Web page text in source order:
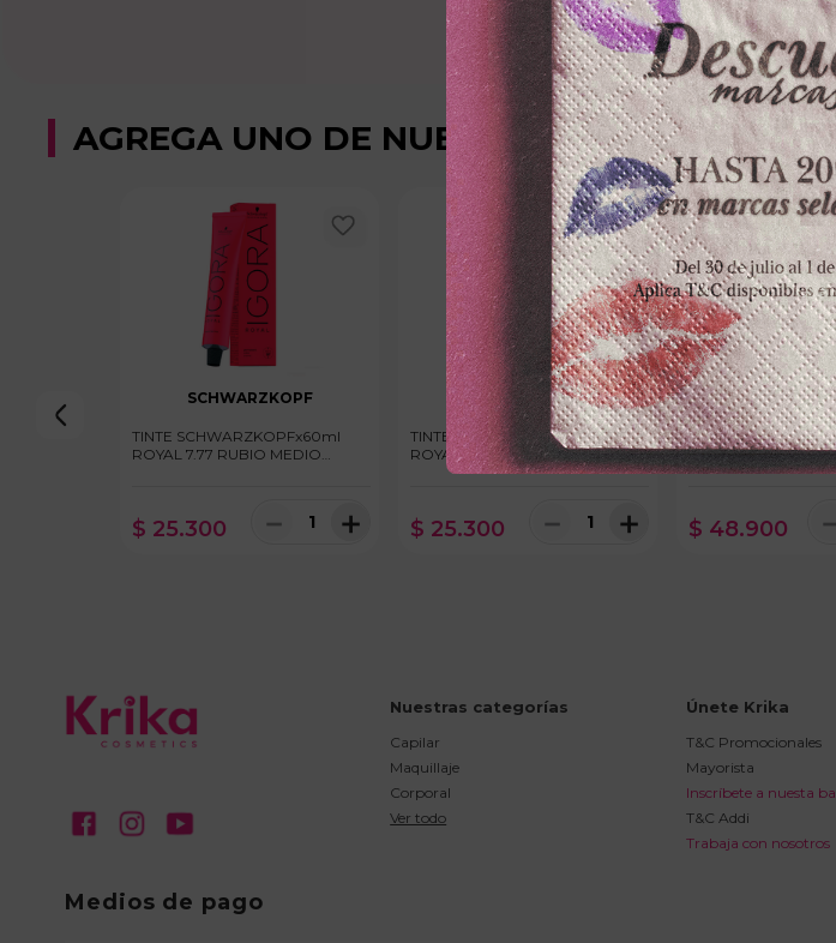
AGREGA UNO DE NUESTROS PRODUCTOS
SCHWARZKOPF
TINTE SCHWARZKOPFx60ml
ROYAL 7.77 RUBIO MEDIO
$ 25.300 ＋
－
SCHWARZKOPF
TINTE SCHWARZKOPFx60ml
ROYAL 8.00 RUBIO CLARO
INTENSO
$ 25.300 ＋
－
LA
SHAMPOO
CRECIMIENTO
$ 48.900
Nuestras categorías
Capilar
Maquillaje
Corporal
Ver todo
Únete Krika
T&C Promocionales
Mayorista
Inscríbete a nuesta
T&C Addi
Trabaja con nosotros
Medios de pago